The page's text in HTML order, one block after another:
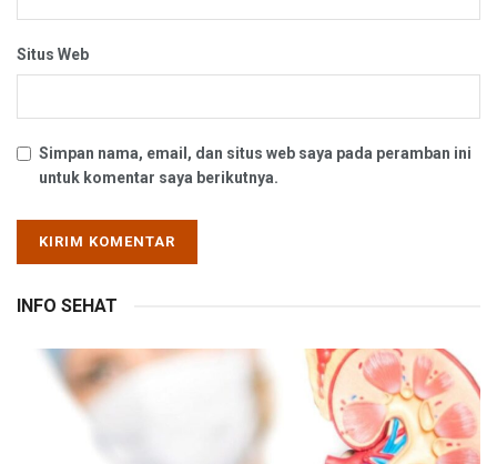
Situs Web
Simpan nama, email, dan situs web saya pada peramban ini
untuk komentar saya berikutnya.
INFO SEHAT